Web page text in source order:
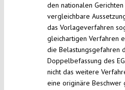
den nationalen
vergleichbare
das Vorlageverfahren
gleichartigen Verfahren
die Belastungsgefahren
Doppelbefassung des
nicht das weitere
eine originäre Beschwer